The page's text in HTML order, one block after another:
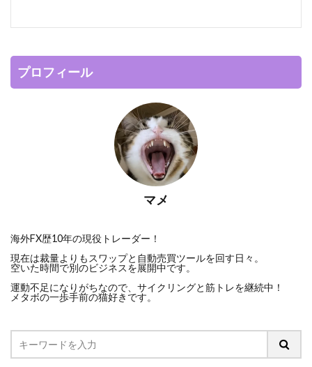
プロフィール
マメ
海外FX歴10年の現役トレーダー！
現在は裁量よりもスワップと自動売買ツールを回す日々。
空いた時間で別のビジネスを展開中です。
運動不足になりがちなので、サイクリングと筋トレを継続中！
メタボの一歩手前の猫好きです。